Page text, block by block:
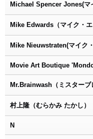
Michael Spencer Jones(マ
Mike Edwards（マイク・エ
Mike Nieuwstraten(マイク
Movie Art Boutique
Mr.Brainwash（ミスターブ
村上隆（むらかみ たかし）
N